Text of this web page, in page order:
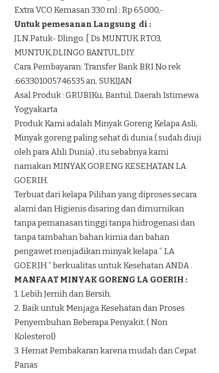
Extra VCO Kemasan 330 ml : Rp 65.000,-
Untuk pemesanan Langsung di :
JLN.Patuk- Dlingo. [ Ds MUNTUK RTO3,
MUNTUK,DLINGO BANTUL,DIY.
Cara Pembayaran: Transfer Bank BRI No rek
:663301005746535 an. SUKIJAN
Asal Produk : GRUBIKu, Bantul, Daerah Istimewa
Yogyakarta
Produk Kami adalah Minyak Goreng Kelapa Asli,
Minyak goreng paling sehat di dunia ( sudah diuji
oleh para Ahli Dunia) , itu sebabnya kami
namakan MINYAK GORENG KESEHATAN LA
GOERIH.
Terbuat dari kelapa Pilihan yang diproses secara
alami dan Higienis disaring dan dimurnikan
tanpa pemanasan tinggi tanpa hidrogenasi dan
tanpa tambahan bahan kimia dan bahan
pengawet menjadikan minyak kelapa ” LA
GOERIH ” berkualitas untuk Kesehatan ANDA .
MANFAAT MINYAK GORENG LA GOERIH :
1. Lebih Jernih dan Bersih.
2. Baik untuk Menjaga Kesehatan dan Proses
Penyembuhan Beberapa Penyakit. ( Non
Kolesterol)
3. Hemat Pembakaran karena mudah dan Cepat
Panas